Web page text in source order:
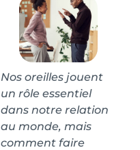
Nos oreilles jouent
un rôle essentiel
dans notre relation
au monde, mais
comment faire